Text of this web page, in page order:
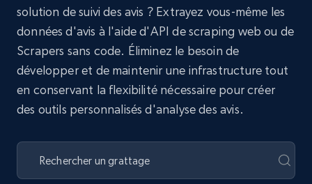
solution de suivi des avis ? Extrayez vous-même les
données d'avis à l'aide d'API de scraping web ou de
Scrapers sans code. Éliminez le besoin de
développer et de maintenir une infrastructure tout
en conservant la flexibilité nécessaire pour créer
des outils personnalisés d'analyse des avis.